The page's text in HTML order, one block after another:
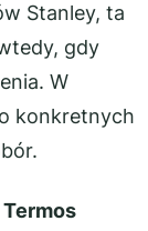
Stanley, ta
gdy
W
konkretnych